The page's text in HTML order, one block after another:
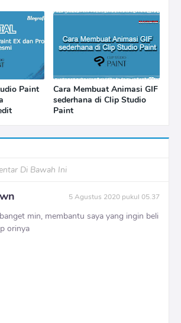
Paint
Cara Membuat Animasi GIF
sederhana di Clip Studio
Paint
Di Bawah Ini
5 Agustus 2020 pukul 05.37
min, membantu saya yang ingin beli
orinya